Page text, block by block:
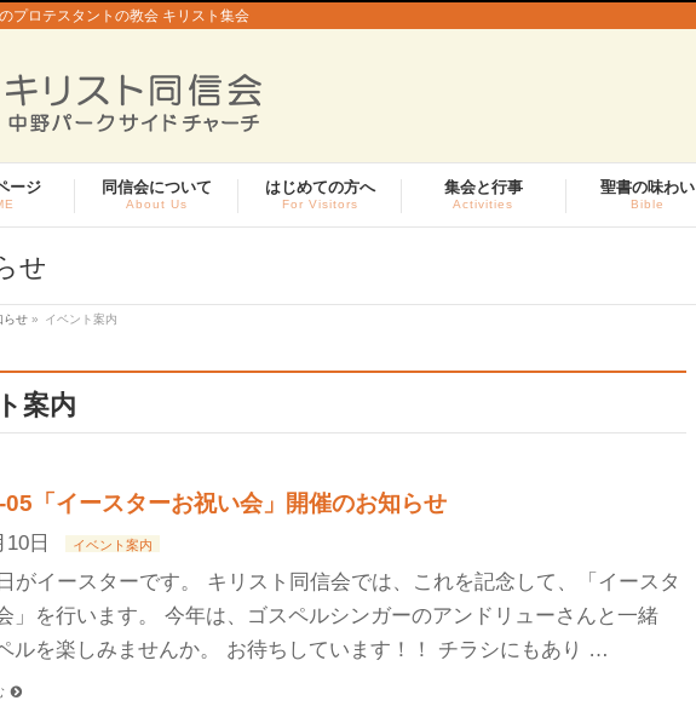
プロテスタントの教会 キリスト集会
ージ 同信会について
About Us
はじめての方へ
For Visitors
集会と行事
Activities
聖書の味わい
Bible
せ
らせ » イベント案内
案内
「イースターお祝い会」開催のお知らせ
日 イベント案内
がイースターです。 キリスト同信会では、これを記念して、「イースタ
」を行います。 今年は、ゴスペルシンガーのアンドリューさんと一緒
ルを楽しみませんか。 お待ちしています！！ チラシにもあり …